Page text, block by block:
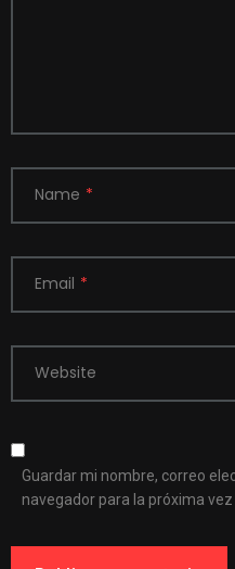
Name *
Email *
Website
Guardar mi nombre, correo
navegador para la próxima